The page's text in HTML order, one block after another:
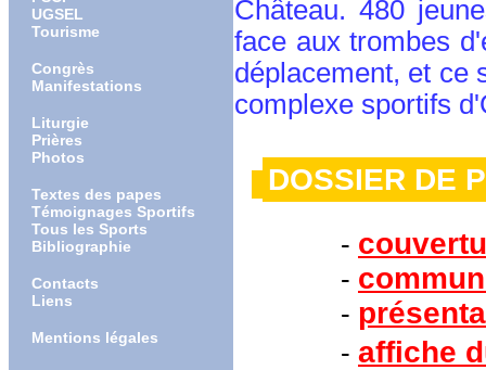
UGSEL
Tourisme
Congrès
Manifestations
Liturgie
Prières
Photos
Textes des papes
Témoignages Sportifs
Tous les Sports
Bibliographie
Contacts
Liens
Mentions légales
Château. 480
face aux trombes
déplacement, et ce
complexe sportifs
DOSSIER
-
-
-
- affiche